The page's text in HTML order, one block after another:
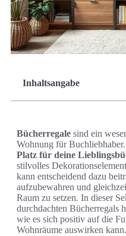
Inhaltsangabe
Bücherregale sind ein
Wohnung für
Platz für deine
stilvolles
kann entscheidend dazu
aufzubewahren und
Raum zu setzen. In dieser
durchdachten Bücherregals
wie es sich positiv auf die
Wohnräume auswirken kann.